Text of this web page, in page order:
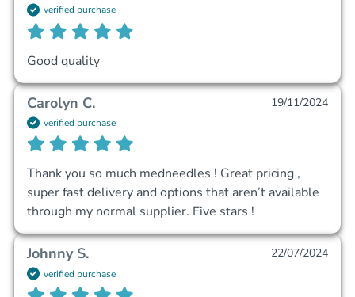
verified purchase
Good quality
Carolyn C. 19/11/2024
verified purchase
Thank you so much medneedles ! Great pricing ,
super fast delivery and options that aren’t available
through my normal supplier. Five stars !
Johnny S. 22/07/2024
verified purchase